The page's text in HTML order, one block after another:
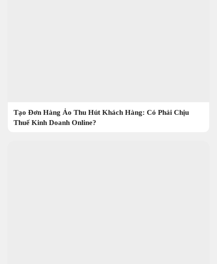
Tạo Đơn Hàng Ảo Thu Hút Khách Hàng: Có Phải Chịu
Thuế Kinh Doanh Online?